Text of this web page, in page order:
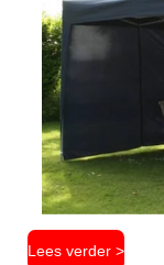
Lees verder >